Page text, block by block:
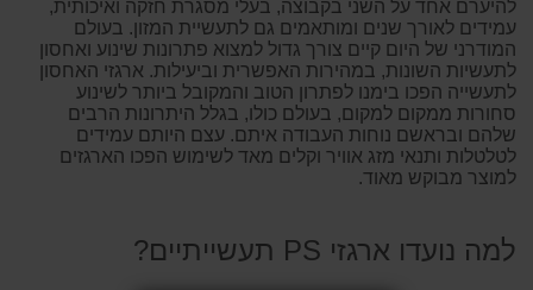
להיערם אחד על השני בקבוצה, בעלי מסגרת חזקה ואיכותית,
עמידים לאורך שנים ומותאמים גם לתעשיית המזון. בעולם
המודרני של היום קיים צורך גדול למצוא פתרונות שינוע ואחסון
לתעשיות השונות, במהירות האפשרית וביעילות. ארגזי האחסון
לתעשייה הפכו בימנו לפתרון הטוב והמקובל ביותר לשינוע
סחורות ממקום למקום, בעולם כולו, בגלל היתרונות הרבים
שלהם ובראשם נוחות העבודה איתם. עצם היותם עמידים
לטלטלות ותנאי מזג אוויר וקלים מאד לשימוש הפכו הארגזים
למוצר מבוקש מאוד.
למה נועדו ארגזי PS תעשייתיים?